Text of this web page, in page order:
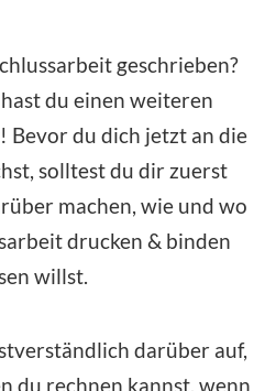
geschrieben?
du einen weiteren
Bevor du dich jetzt an die
solltest du dir zuerst
machen, wie und wo
drucken & binden
willst.
darüber auf,
du rechnen kannst, wenn